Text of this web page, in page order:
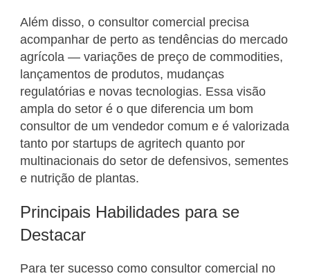
Além disso, o consultor comercial precisa
acompanhar de perto as tendências do mercado
agrícola — variações de preço de commodities,
lançamentos de produtos, mudanças
regulatórias e novas tecnologias. Essa visão
ampla do setor é o que diferencia um bom
consultor de um vendedor comum e é valorizada
tanto por startups de agritech quanto por
multinacionais do setor de defensivos, sementes
e nutrição de plantas.
Principais Habilidades para se
Destacar
Para ter sucesso como consultor comercial no